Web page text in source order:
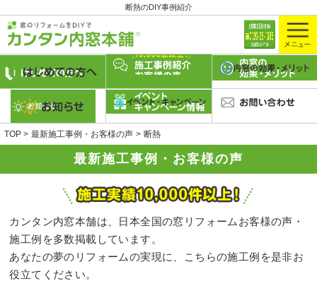
断熱のDIY事例紹介
最新施工事例・お客様の声
TOP 最新施工事例・お客様の声 断熱
カンタン内窓本舗は、日本全国の窓リフォームお客様の声・
施工例を多数掲載しています。
あなたの夢のリフォームの実現に、こちらの施工例を是非お
役立てください。